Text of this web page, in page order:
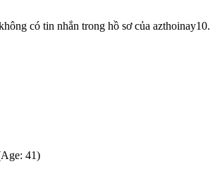
có tin nhắn trong hồ sơ của azthoinay10.
41)